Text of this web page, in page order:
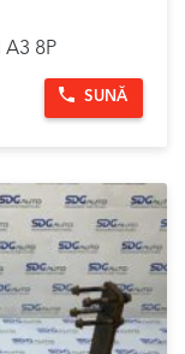
8P
SUNĂ